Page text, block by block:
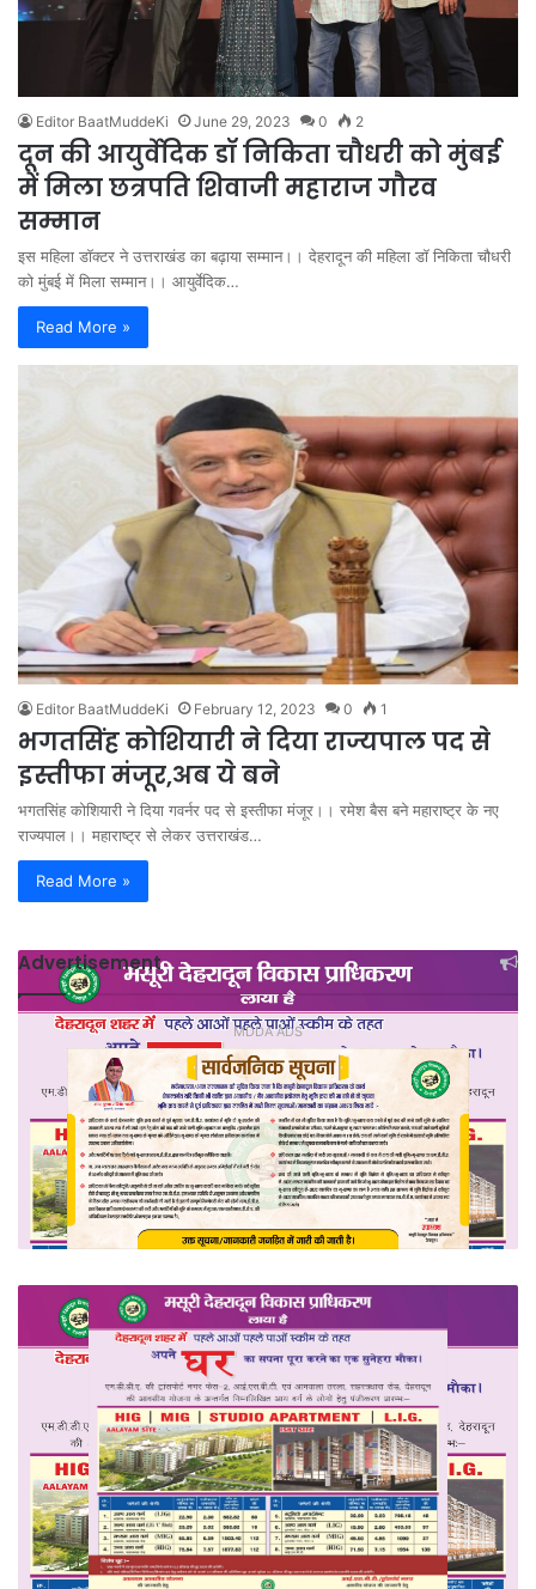
Editor BaatMuddeKi June 29, 2023 0 2
दून की आयुर्वेदिक डॉ निकिता चौधरी को मुंबई
में मिला छत्रपति शिवाजी महाराज गौरव
सम्मान
इस महिला डॉक्टर ने उत्तराखंड का बढ़ाया सम्मान।। देहरादून की महिला डॉ निकिता चौधरी
को मुंबई में मिला सम्मान।। आयुर्वेदिक…
Read More »
Editor BaatMuddeKi February 12, 2023 0 1
भगतसिंह कोशियारी ने दिया राज्यपाल पद से
इस्तीफा मंजूर,अब ये बने
भगतसिंह कोशियारी ने दिया गवर्नर पद से इस्तीफा मंजूर।। रमेश बैस बने महाराष्ट्र के नए
राज्यपाल।। महाराष्ट्र से लेकर उत्तराखंड…
Read More »
Advertisement
MDDA ADS